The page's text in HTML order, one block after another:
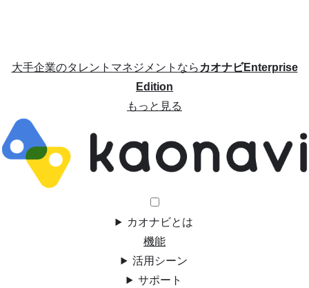
大手企業のタレントマネジメントならカオナビEnterprise
Edition
もっと見る
カオナビとは
機能
活用シーン
サポート